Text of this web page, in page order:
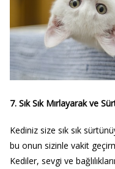
7. Sık Sık Mırlayarak ve
Kediniz size sık sık
bu onun sizinle vakit
Kediler, sevgi ve